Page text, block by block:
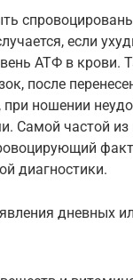
если
АТФ в крови.
после
при ношении
Самой частой из
диагностики.
дневных